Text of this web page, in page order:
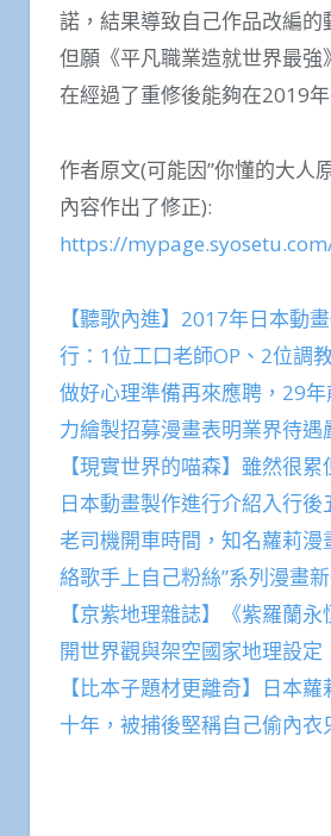
諾，結果導致自己作品改編的
但願《平凡職業造就世界最強
在經過了重修後能夠在2019
作者原文(可能因”你懂的大人
內容作出了修正):
https://
【聽歌內進】2017年日本動
行：1位工口老師OP、2位調
做好心理準備再來應聘，29
力繪製招募漫畫表明業界待遇
【現實世界的喵森】雖然很累
日本動畫製作進行介紹入行後
老司機開車時間，知名蘿莉
絡歌手上自己粉絲”系列漫畫
【京紫地理雜誌】《紫羅蘭
開世界觀與架空國家地理設定
【比本子題材更離奇】日本
十年，被捕後堅稱自己偷內衣